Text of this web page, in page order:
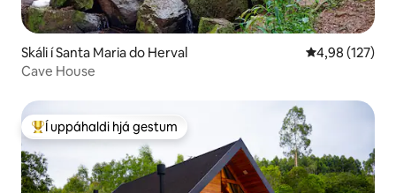
Skáli í Santa Maria do Herval 4,98 af 5 í
4,98 (127)
Cave House
Í mestu uppáhaldi hjá gestum
Í uppáhaldi hjá gestum